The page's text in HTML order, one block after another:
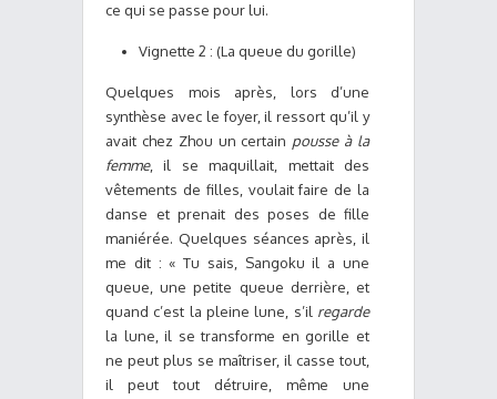
ce qui se passe pour lui.
Vignette 2 : (La queue du gorille)
Quelques mois après, lors d’une
synthèse avec le foyer, il ressort qu’il y
avait chez Zhou un certain pousse à la
femme, il se maquillait, mettait des
vêtements de filles, voulait faire de la
danse et prenait des poses de fille
maniérée. Quelques séances après, il
me dit : « Tu sais, Sangoku il a une
queue, une petite queue derrière, et
quand c’est la pleine lune, s’il regarde
la lune, il se transforme en gorille et
ne peut plus se maîtriser, il casse tout,
il peut tout détruire, même une